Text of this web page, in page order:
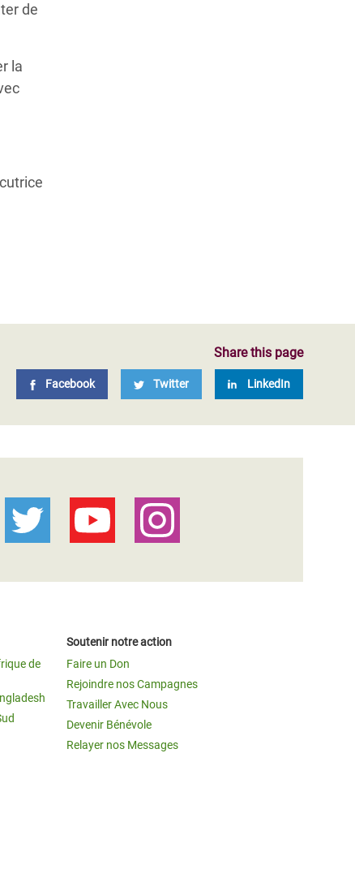
de
la
Share this page
Facebook Twitter LinkedIn
de
Soutenir notre action
Faire un Don
Rejoindre nos Campagnes
Travailler Avec Nous
Devenir Bénévole
Relayer nos Messages